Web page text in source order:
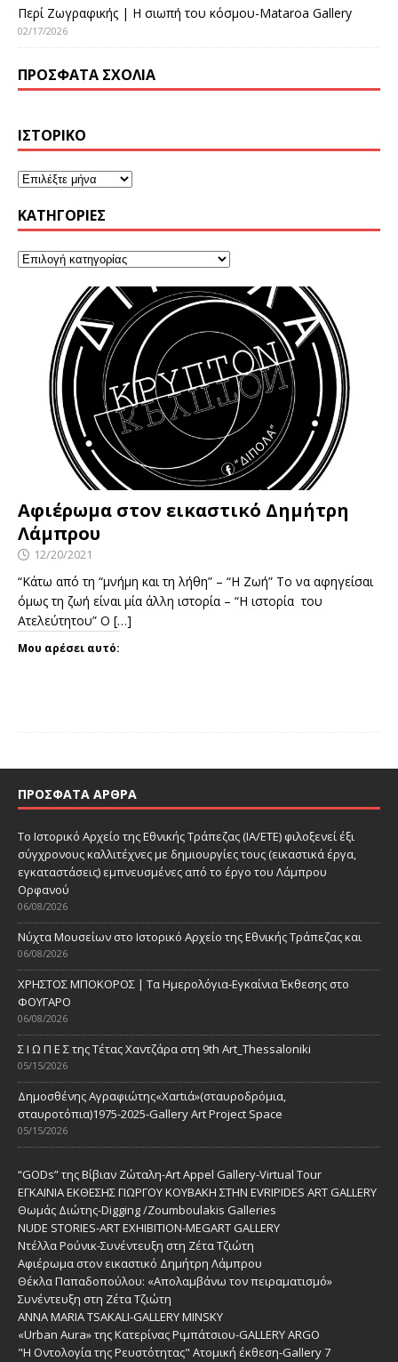
Περί Ζωγραφικής | Η σιωπή του κόσμου-Mataroa Gallery
02/17/2026
ΠΡΌΣΦΑΤΑ ΣΧΌΛΙΑ
ΙΣΤΟΡΙΚΌ
KΑΤΗΓΟΡΊΕΣ
Αφιέρωμα στον εικαστικό Δημήτρη
Λάμπρου
12/20/2021
“Κάτω από τη “μνήμη και τη λήθη” – “Η Ζωή” Το να αφηγείσαι
όμως τη ζωή είναι μία άλλη ιστορία – “Η ιστορία του
Ατελεύτητου” Ο […]
Μου αρέσει αυτό:
ΠΡΌΣΦΑΤΑ ΆΡΘΡΑ
Το Ιστορικό Αρχείο της Εθνικής Τράπεζας (ΙΑ/ΕΤΕ) φιλοξενεί έξι
σύγχρονους καλλιτέχνες με δημιουργίες τους (εικαστικά έργα,
εγκαταστάσεις) εμπνευσμένες από το έργο του Λάμπρου
Ορφανού
06/08/2026
Νύχτα Μουσείων στο Ιστορικό Αρχείο της Εθνικής Τράπεζας και
06/08/2026
ΧΡΗΣΤΟΣ ΜΠΟΚΟΡΟΣ | Τα Ημερολόγια-Εγκαίνια Έκθεσης στο
ΦΟΥΓΑΡΟ
06/08/2026
Σ Ι Ω Π Ε Σ της Τέτας Χαντζάρα στη 9th Art_Thessaloniki
05/15/2026
Δημοσθένης Αγραφιώτης«Xαrtιά»(σταυροδρόμια,
σταυροτόπια)1975-2025-Gallery Art Project Space
05/15/2026
“GODs” της Βίβιαν Ζώταλη-Art Appel Gallery-Virtual Tour
ΕΓΚΑΙΝΙΑ ΕΚΘΕΣΗΣ ΓΙΩΡΓΟΥ ΚΟΥΒΑΚΗ ΣΤΗΝ EVRIPIDES ART GALLERY
Θωμάς Διώτης-Digging /Zoumboulakis Galleries
NUDE STORIES-ΑRT EXHIBITION-MEGART GALLERY
Ντέλλα Ρούνικ-Συνέντευξη στη Ζέτα Τζιώτη
Αφιέρωμα στον εικαστικό Δημήτρη Λάμπρου
Θέκλα Παπαδοπούλου: «Απολαμβάνω τον πειραματισμό»
Συνέντευξη στη Ζέτα Τζιώτη
ANNA MARIA TSAKALI-GALLERY MINSKY
«Urban Aura» της Κατερίνας Ριμπάτσιου-GALLERY ARGO
"Η Οντολογία της Ρευστότητας" Ατομική έκθεση-Gallery 7